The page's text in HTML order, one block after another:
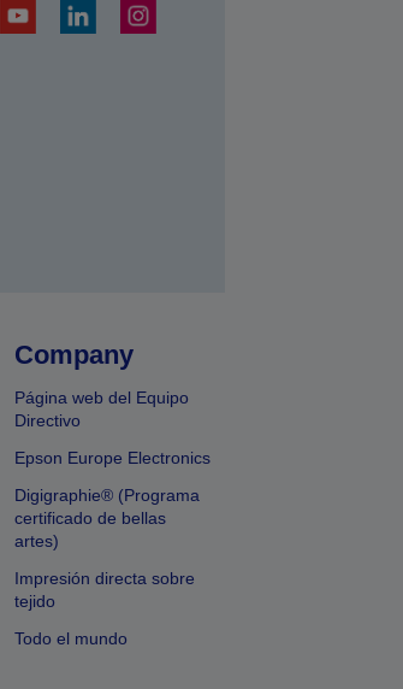
Company
Página web del Equipo
Directivo
Epson Europe Electronics
Digigraphie® (Programa
certificado de bellas
artes)
Impresión directa sobre
tejido
Todo el mundo